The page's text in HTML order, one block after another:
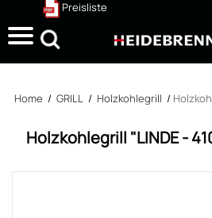
Preisliste
Suche
Home / GRILL / Holzkohlegrill /
Holzkohlegrill "LINDE -